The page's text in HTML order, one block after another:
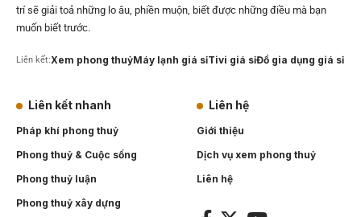
trí sẽ giải toả những lo âu, phiền muộn, biết được những điều mà bạn
muốn biết trước.
Liên kết:Xem phong thuỷMáy lạnh giá sỉTivi giá sỉĐồ gia dụng giá sỉ
Liên kết nhanh
Pháp khí phong thuỷ
Phong thuỷ & Cuộc sống
Phong thuỷ luận
Phong thuỷ xây dựng
Liên hệ
Giới thiệu
Dịch vụ xem phong thuỷ
Liên hệ